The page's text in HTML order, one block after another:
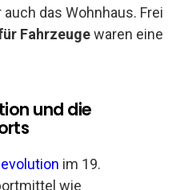
das Wohnhaus. Frei
Fahrzeugewaren eine
und die
im 19.
wie